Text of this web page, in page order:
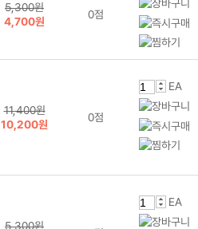
5,300원
4,700원
0점
11,400원
10,200원
0점
EA
5,300원
EA